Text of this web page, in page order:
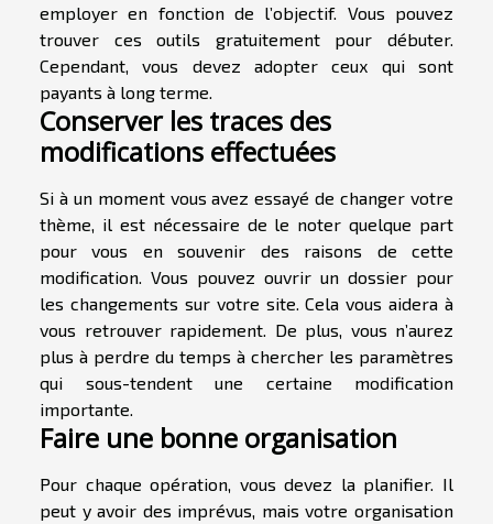
employer en fonction de l’objectif. Vous pouvez
trouver ces outils gratuitement pour débuter.
Cependant, vous devez adopter ceux qui sont
payants à long terme.
Conserver les traces des
modifications effectuées
Si à un moment vous avez essayé de changer votre
thème, il est nécessaire de le noter quelque part
pour vous en souvenir des raisons de cette
modification. Vous pouvez ouvrir un dossier pour
les changements sur votre site. Cela vous aidera à
vous retrouver rapidement. De plus, vous n’aurez
plus à perdre du temps à chercher les paramètres
qui sous-tendent une certaine modification
importante.
Faire une bonne organisation
Pour chaque opération, vous devez la planifier. Il
peut y avoir des imprévus, mais votre organisation